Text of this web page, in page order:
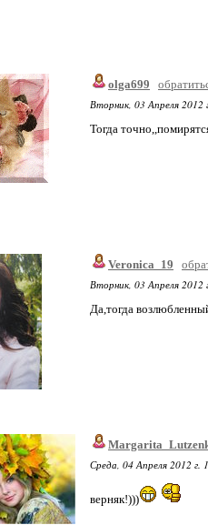
olga699
Вторник, 03 Апреля 2012
Тогда
Veronica_19
Вторник, 03 Апреля 2012
Да,тогда
Среда, 04 Апреля 2012 г.
верняк!)))